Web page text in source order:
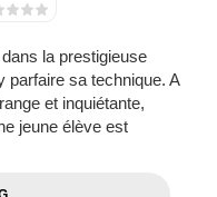
la prestigieuse
parfaire sa technique. A
et inquiétante,
jeune élève est